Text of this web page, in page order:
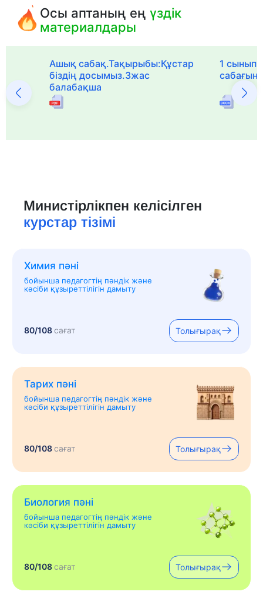
Осы аптаның еңүздік
материалдары
Ашық сабақ.Тақырыбы:Құстар
біздің досымыз.3жас
балабақша
1
Министірлікпен келісілген
курстар тізімі
Химия пәні
бойынша педагогтің пәндік және
кәсіби құзыреттілігін дамыту
80/108сағат Толығырақ
Тарих пәні
бойынша педагогтің пәндік және
кәсіби құзыреттілігін дамыту
80/108сағат Толығырақ
Биология пәні
бойынша педагогтің пәндік және
кәсіби құзыреттілігін дамыту
80/108сағат Толығырақ